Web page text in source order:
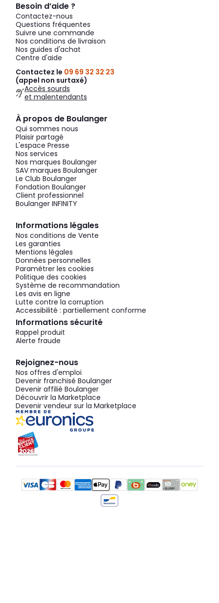
Besoin d’aide ?
Contactez-nous
Questions fréquentes
Suivre une commande
Nos conditions de livraison
Nos guides d'achat
Centre d'aide
Contactez le 09 69 32 32 23
(appel non surtaxé)
Accès sourds
et malentendants
À propos de Boulanger
Qui sommes nous
Plaisir partagé
L'espace Presse
Nos services
Nos marques Boulanger
SAV marques Boulanger
Le Club Boulanger
Fondation Boulanger
Client professionnel
Boulanger INFINITY
Informations légales
Nos conditions de Vente
Les garanties
Mentions légales
Données personnelles
Paramétrer les cookies
Politique des cookies
Système de recommandation
Les avis en ligne
Lutte contre la corruption
Accessibilité : partiellement conforme
Informations sécurité
Rappel produit
Alerte fraude
Rejoignez-nous
Nos offres d'emploi
Devenir franchisé Boulanger
Devenir affilié Boulanger
Découvrir la Marketplace
Devenir vendeur sur la Marketplace